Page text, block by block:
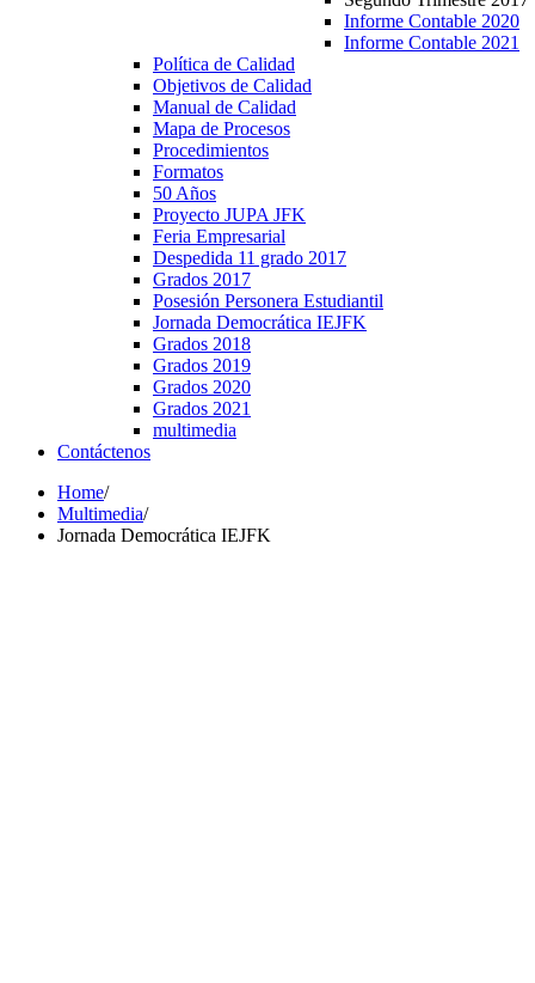
Informe Contable 2020
Informe Contable 2021
Política de Calidad
Objetivos de Calidad
Manual de Calidad
Mapa de Procesos
Procedimientos
Formatos
50 Años
Proyecto JUPA JFK
Feria Empresarial
Despedida 11 grado 2017
Grados 2017
Posesión Personera Estudiantil
Jornada Democrática IEJFK
Grados 2018
Grados 2019
Grados 2020
Grados 2021
multimedia
Contáctenos
Home/
Multimedia/
Jornada Democrática IEJFK